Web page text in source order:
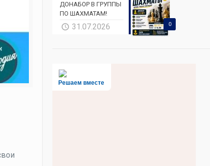
0
ДОНАБОР В ГРУППЫ
ПО ШАХМАТАМ!
31.07.2026
Решаем вместе